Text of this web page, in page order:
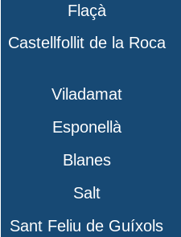
Flaçà
Castellfollit de la Roca
Viladamat
Esponellà
Blanes
Salt
Sant Feliu de Guíxols